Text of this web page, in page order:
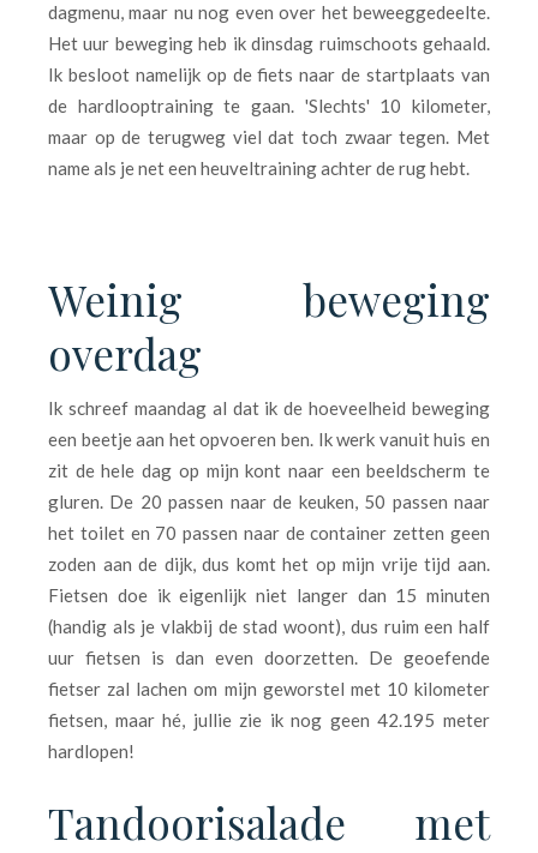
dagmenu, maar nu nog even over het beweeggedeelte.
Het uur beweging heb ik dinsdag ruimschoots gehaald.
Ik besloot namelijk op de fiets naar de startplaats van
de hardlooptraining te gaan. 'Slechts' 10 kilometer,
maar op de terugweg viel dat toch zwaar tegen. Met
name als je net een heuveltraining achter de rug hebt.
Weinig beweging
overdag
Ik schreef maandag al dat ik de hoeveelheid beweging
een beetje aan het opvoeren ben. Ik werk vanuit huis en
zit de hele dag op mijn kont naar een beeldscherm te
gluren. De 20 passen naar de keuken, 50 passen naar
het toilet en 70 passen naar de container zetten geen
zoden aan de dijk, dus komt het op mijn vrije tijd aan.
Fietsen doe ik eigenlijk niet langer dan 15 minuten
(handig als je vlakbij de stad woont), dus ruim een half
uur fietsen is dan even doorzetten. De geoefende
fietser zal lachen om mijn geworstel met 10 kilometer
fietsen, maar hé, jullie zie ik nog geen 42.195 meter
hardlopen!
Tandoorisalade met